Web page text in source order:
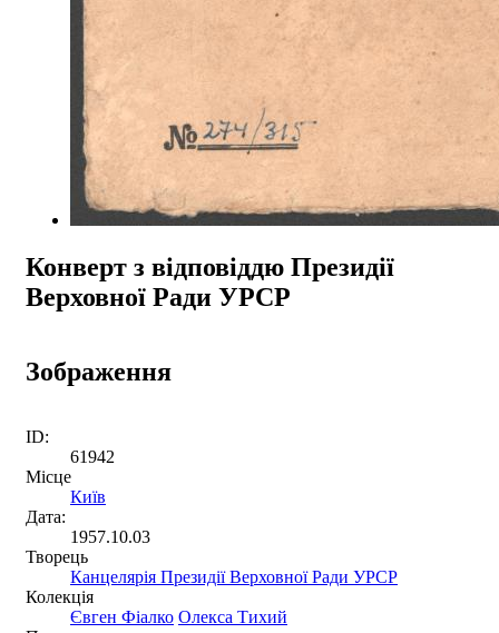
Конверт з відповіддю Президії
Верховної Ради УРСР
Зображення
ID:
61942
Місце
Київ
Дата:
1957.10.03
Творець
Канцелярія Президії Верховної Ради УРСР
Колекція
Євген Фіалко Олекса Тихий